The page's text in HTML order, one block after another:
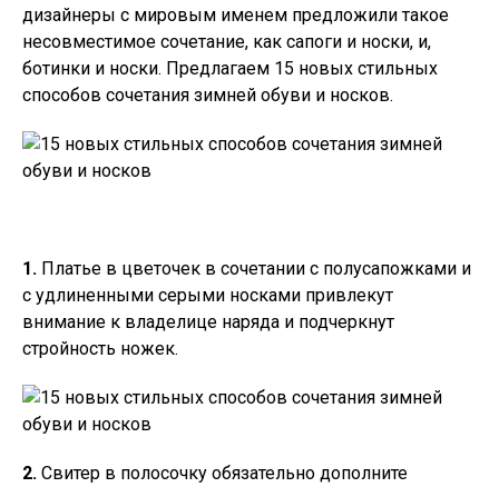
дизайнеры с мировым именем предложили такое
несовместимое сочетание, как сапоги и носки, и,
ботинки и носки. Предлагаем 15 новых стильных
способов сочетания зимней обуви и носков.
1. Платье в цветочек в сочетании с полусапожками и
с удлиненными серыми носками привлекут
внимание к владелице наряда и подчеркнут
стройность ножек.
2. Свитер в полосочку обязательно дополните